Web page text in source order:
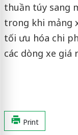
thuần túy sang
trong khi mảng
tối ưu hóa chi
các dòng xe giá
Print